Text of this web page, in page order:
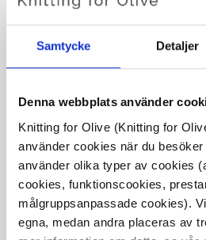
Samtycke Detaljer
Denna webbplats använder
Knitting for Olive (Knitting for
använder cookies när du
använder olika typer av cookies
cookies, funktionscookies,
målgruppsanpassade cookies).
egna, medan andra placeras av
Passar också bra för: Äkta sommar
Vår merinoull kommer från får
där mulesing inte förekommer.
exakt vilken gård, vilka bönder
tillverkat vår ull.
Merinoull har många utmärkta
temperaturreglerande. Det
kroppar varma i kallt väder och
vilket håller vår hud sval.